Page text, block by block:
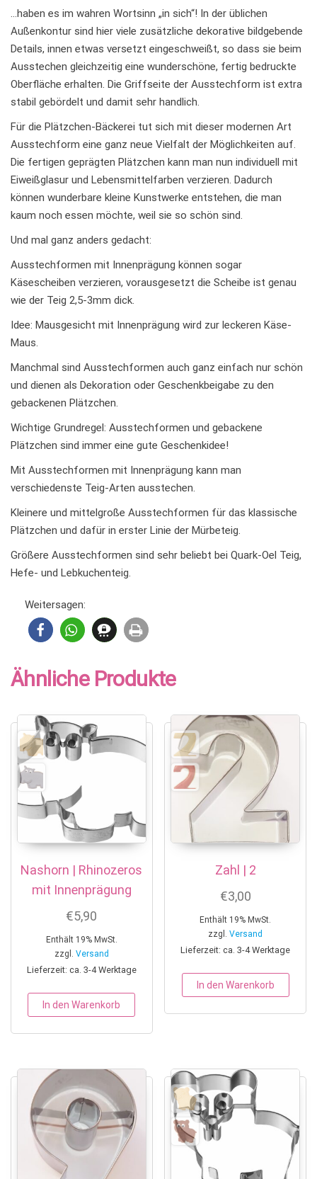
…haben es im wahren Wortsinn „in sich“! In der üblichen
Außenkontur sind hier viele zusätzliche dekorative bildgebende
Details, innen etwas versetzt eingeschweißt, so dass sie beim
Ausstechen gleichzeitig eine wunderschöne, fertig bedruckte
Oberfläche erhalten. Die Griffseite der Ausstechform ist extra
stabil gebördelt und damit sehr handlich.
Für die Plätzchen-Bäckerei tut sich mit dieser modernen Art
Ausstechform eine ganz neue Vielfalt der Möglichkeiten auf.
Die fertigen geprägten Plätzchen kann man nun individuell mit
Eiweißglasur und Lebensmittelfarben verzieren. Dadurch
können wunderbare kleine Kunstwerke entstehen, die man
kaum noch essen möchte, weil sie so schön sind.
Und mal ganz anders gedacht:
Ausstechformen mit Innenprägung können sogar
Käsescheiben verzieren, vorausgesetzt die Scheibe ist genau
wie der Teig 2,5-3mm dick.
Idee: Mausgesicht mit Innenprägung wird zur leckeren Käse-
Maus.
Manchmal sind Ausstechformen auch ganz einfach nur schön
und dienen als Dekoration oder Geschenkbeigabe zu den
gebackenen Plätzchen.
Wichtige Grundregel: Ausstechformen und gebackene
Plätzchen sind immer eine gute Geschenkidee!
Mit Ausstechformen mit Innenprägung kann man
verschiedenste Teig-Arten ausstechen.
Kleinere und mittelgroße Ausstechformen für das klassische
Plätzchen und dafür in erster Linie der Mürbeteig.
Größere Ausstechformen sind sehr beliebt bei Quark-Oel Teig,
Hefe- und Lebkuchenteig.
Weitersagen:
Ähnliche Produkte
Nashorn | Rhinozeros
mit Innenprägung
€5,90
Enthält 19% MwSt.
zzgl. Versand
Lieferzeit: ca. 3-4 Werktage
In den Warenkorb
Zahl | 2
€3,00
Enthält 19% MwSt.
zzgl.Versand
Lieferzeit: ca. 3-4 Werktage
In den Warenkorb